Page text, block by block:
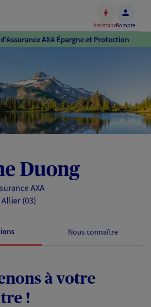
Accéder
au
Accéder
au
pied
de
page
AssistanceCompte
AXA Épargne et Protection
Duong
AXA
(03)
Nous connaître
à votre
!